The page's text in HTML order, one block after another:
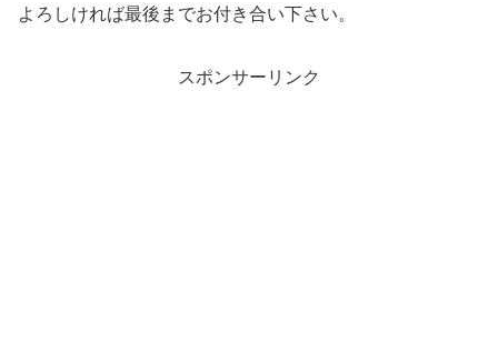
よろしければ最後までお付き合い下さい。
スポンサーリンク